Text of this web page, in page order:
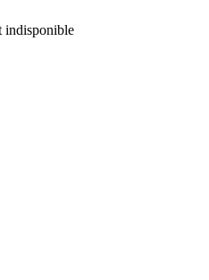
indisponible